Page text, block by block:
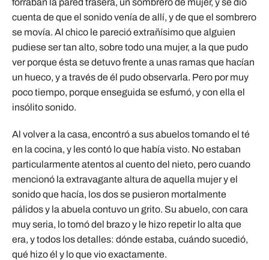
forraban la pared trasera, un sombrero de mujer, y se dio
cuenta de que el sonido venía de allí, y de que el sombrero
se movía. Al chico le pareció extrañísimo que alguien
pudiese ser tan alto, sobre todo una mujer, a la que pudo
ver porque ésta se detuvo frente a unas ramas que hacían
un hueco, y a través de él pudo observarla. Pero por muy
poco tiempo, porque enseguida se esfumó, y con ella el
insólito sonido.
Al volver a la casa, encontró a sus abuelos tomando el té
en la cocina, y les contó lo que había visto. No estaban
particularmente atentos al cuento del nieto, pero cuando
mencionó la extravagante altura de aquella mujer y el
sonido que hacía, los dos se pusieron mortalmente
pálidos y la abuela contuvo un grito. Su abuelo, con cara
muy seria, lo tomó del brazo y le hizo repetir lo alta que
era, y todos los detalles: dónde estaba, cuándo sucedió,
qué hizo él y lo que vio exactamente.